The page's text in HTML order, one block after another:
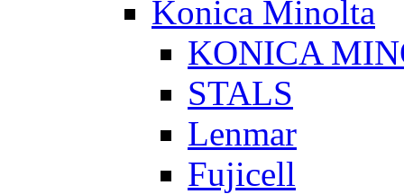
Konica Minolta
KONICA
STALS
Lenmar
Fujicell